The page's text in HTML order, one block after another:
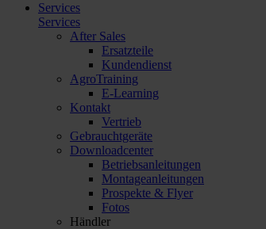
Services
Services
After Sales
Ersatzteile
Kundendienst
AgroTraining
E-Learning
Kontakt
Vertrieb
Gebrauchtgeräte
Downloadcenter
Betriebsanleitungen
Montageanleitungen
Prospekte & Flyer
Fotos
Händler